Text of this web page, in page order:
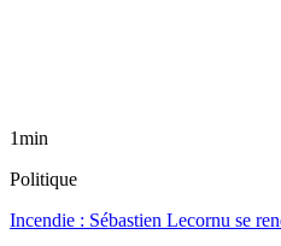
1min
Politique
Incendie : Sébastien Lecornu se